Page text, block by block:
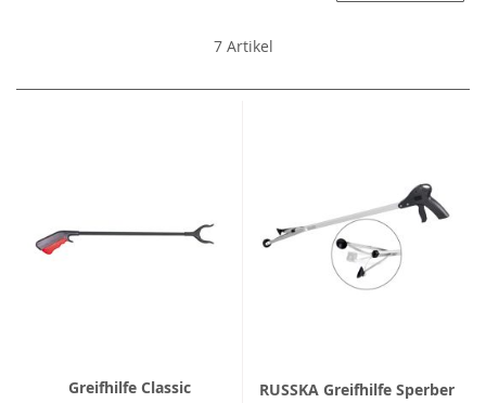
7Artikel
Greifhilfe Classic
RUSSKA Greifhilfe Sperber